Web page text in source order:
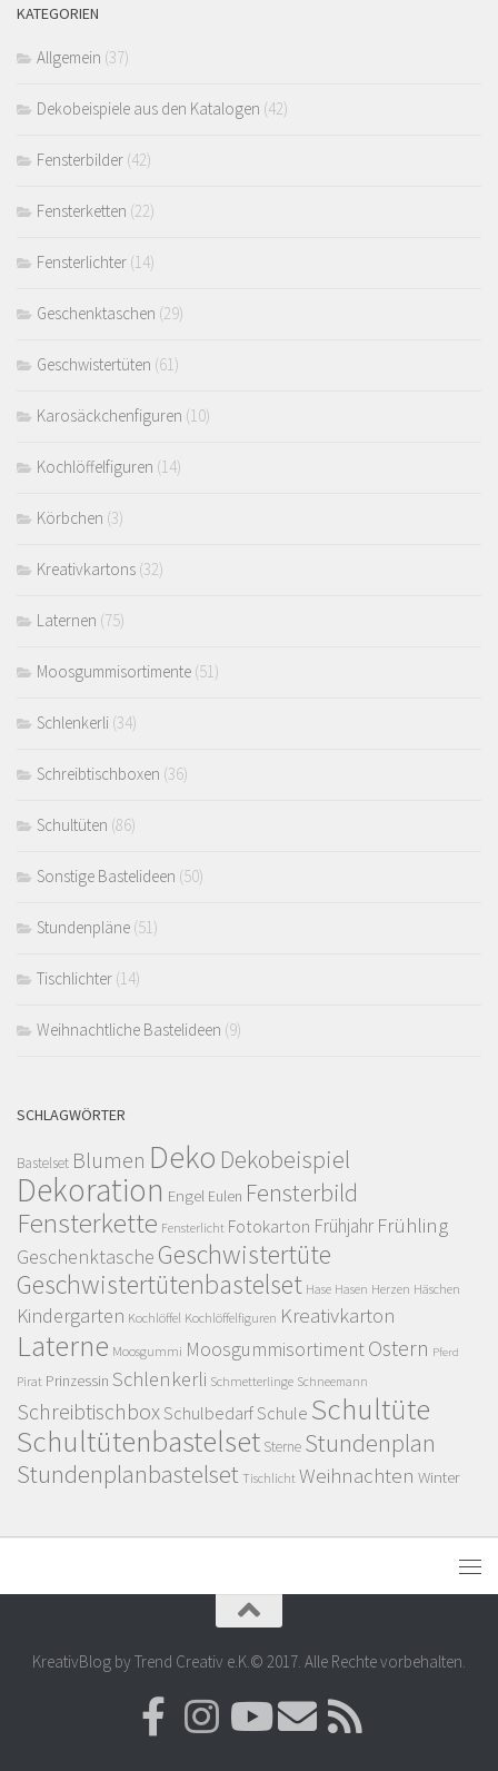
KATEGORIEN
Allgemein (37)
Dekobeispiele aus den Katalogen (42)
Fensterbilder (42)
Fensterketten (22)
Fensterlichter (14)
Geschenktaschen (29)
Geschwistertüten (61)
Karosäckchenfiguren (10)
Kochlöffelfiguren (14)
Körbchen (3)
Kreativkartons (32)
Laternen (75)
Moosgummisortimente (51)
Schlenkerli (34)
Schreibtischboxen (36)
Schultüten (86)
Sonstige Bastelideen (50)
Stundenpläne (51)
Tischlichter (14)
Weihnachtliche Bastelideen (9)
SCHLAGWÖRTER
Bastelset Blumen Deko Dekobeispiel
Dekoration Engel Eulen Fensterbild
Fensterkette Fensterlicht Fotokarton Frühjahr Frühling
Geschenktasche Geschwistertüte
Geschwistertütenbastelset Hase Hasen Herzen Häschen
Kindergarten Kochlöffel Kochlöffelfiguren Kreativkarton
Laterne Moosgummi MoosgummisortimentOstern Pferd
Pirat Prinzessin Schlenkerli Schmetterlinge Schneemann
Schreibtischbox Schulbedarf Schule Schultüte
Schultütenbastelset Sterne Stundenplan
Stundenplanbastelset Tischlicht Weihnachten Winter
KreativBlog by Trend Creativ e.K.© 2017. Alle Rechte vorbehalten.